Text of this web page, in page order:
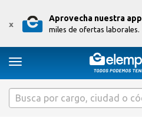
x
Aprovecha nuestra app
miles de ofertas laborales.
Toggle navigation